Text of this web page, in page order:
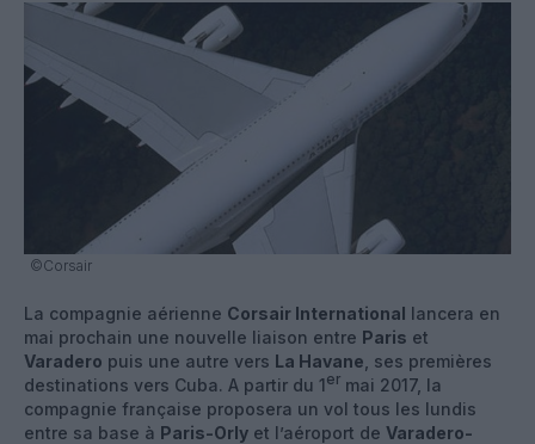
©Corsair
La compagnie aérienne Corsair International lancera en
mai prochain une nouvelle liaison entre Paris et
Varadero puis une autre vers La Havane , ses premières
destinations vers Cuba. A partir du 1er mai 2017, la
compagnie française proposera un vol tous les lundis
entre sa base à Paris-Orly et l’aéroport de Varadero-